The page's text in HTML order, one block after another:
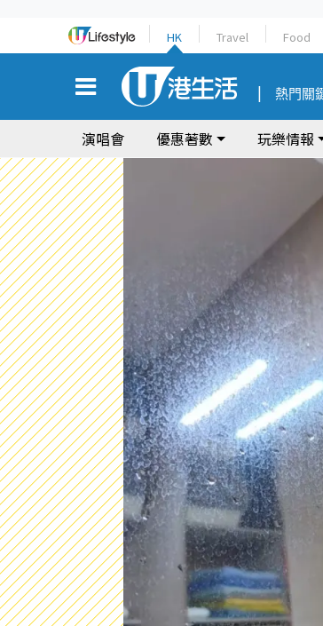
HK Travel Food
熱門關
演唱會 優惠著數 玩樂情報